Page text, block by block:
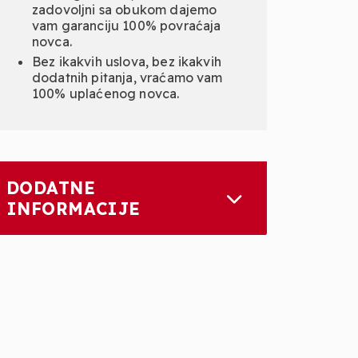
zadovoljni sa obukom dajemo
vam garanciju 100% povraćaja
novca.
Bez ikakvih uslova, bez ikakvih
dodatnih pitanja, vraćamo vam
100% uplaćenog novca.
DODATNE
INFORMACIJE